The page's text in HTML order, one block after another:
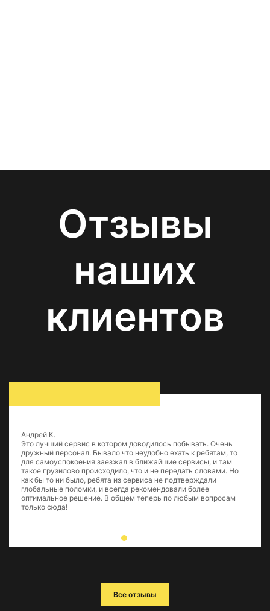
Отзывы
наших
клиентов
Андрей К.
Это лучший сервис в котором доводилось побывать. Очень
дружный персонал. Бывало что неудобно ехать к ребятам, то
для самоуспокоения заезжал в ближайшие сервисы, и там
такое грузилово происходило, что и не передать словами. Но
как бы то ни было, ребята из сервиса не подтверждали
глобальные поломки, и всегда рекомендовали более
оптимальное решение. В общем теперь по любым вопросам
только сюда!
Все отзывы